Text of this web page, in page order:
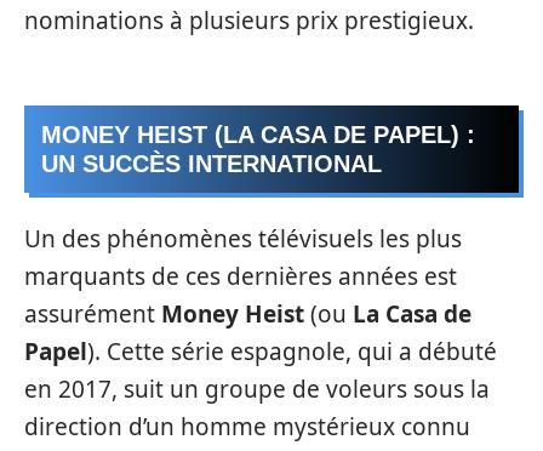
nominations à plusieurs prix prestigieux.
MONEY HEIST (LA CASA DE PAPEL) :
UN SUCCÈS INTERNATIONAL
Un des phénomènes télévisuels les plus
marquants de ces dernières années est
assurément Money Heist(ou La Casa de
Papel). Cette série espagnole, qui a débuté
en 2017, suit un groupe de voleurs sous la
direction d’un homme mystérieux connu